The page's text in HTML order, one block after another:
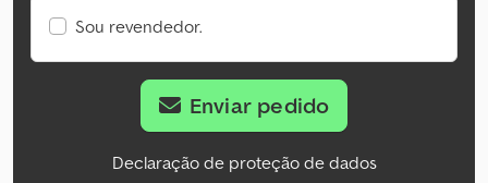
Sou revendedor.
Enviar pedido
Declaração de proteção de dados